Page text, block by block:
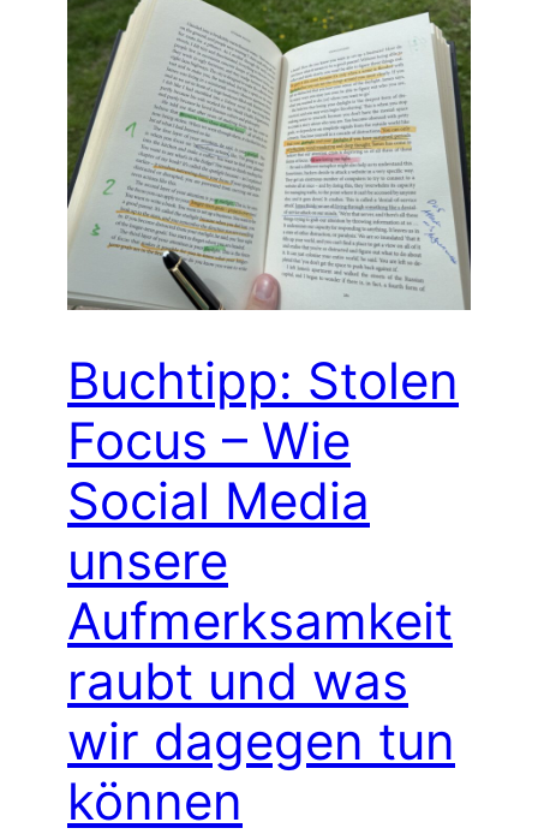
Buchtipp: Stolen
Focus – Wie
Social Media
unsere
Aufmerksamkeit
raubt und was
wir dagegen tun
können